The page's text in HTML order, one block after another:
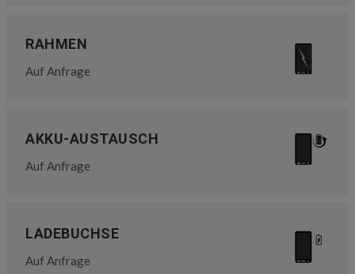
RAHMEN
Auf Anfrage
AKKU-AUSTAUSCH
Auf Anfrage
LADEBUCHSE
Auf Anfrage